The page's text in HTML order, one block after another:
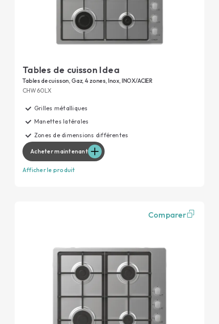
Tables de cuisson Idea
Tables de cuisson, Gaz, 4 zones, Inox, INOX/ACIER
CHW60LX
Grilles métalliques
Manettes latérales
Zones de dimensions différentes
Acheter maintenant
Afficher le produit
Comparer